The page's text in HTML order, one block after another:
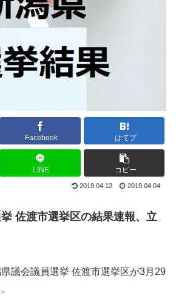
Facebook はてブ
LINE コピー
2019.04.12 2019.04.04
佐渡市選挙区の結果速報、立
議会議員選挙 佐渡市選挙区が3月29